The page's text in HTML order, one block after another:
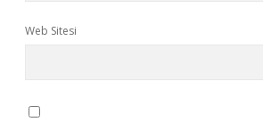
Web Sitesi